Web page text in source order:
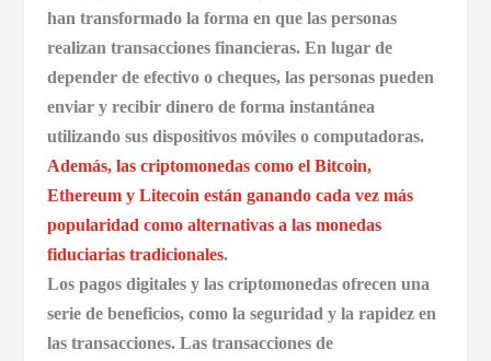
han transformado la forma en que las personas
realizan transacciones financieras. En lugar de
depender de efectivo o cheques, las personas pueden
enviar y recibir dinero de forma instantánea
utilizando sus dispositivos móviles o computadoras.
Además, las criptomonedas como el Bitcoin,
Ethereum y Litecoin están ganando cada vez más
popularidad como alternativas a las monedas
fiduciarias tradicionales.
Los pagos digitales y las criptomonedas ofrecen una
serie de beneficios, como la seguridad y la rapidez en
las transacciones. Las transacciones de